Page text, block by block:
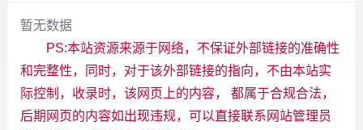
暂无数据
PS:本站资源来源于网络，不保证外部链接的准确性
和完整性，同时，对于该外部链接的指向，不由本站实
际控制，收录时，该网页上的内容， 都属于合规合法，
后期网页的内容如出现违规，可以直接联系网站管理员